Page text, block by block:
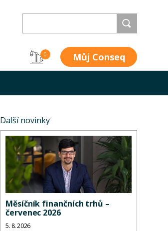
0 Můj Conseq
Další novinky
Měsíčník finančních trhů –
červenec 2026
5. 8. 2026